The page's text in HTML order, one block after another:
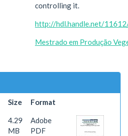
controlling it.
http://hdl.handle.net/
Mestrado em Produção
Size Format
4.29
MB
Adobe
PDF